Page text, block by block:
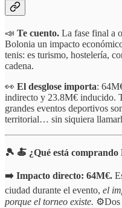
📣 Te cuento. La fase final a
Bolonia un impacto
tenis: es turismo, hostelería,
cadena.
👀 El desglose importa:
indirecto y 23.8M€ inducido.
grandes eventos deportivos
territorial… sin siquiera
🎾 🍝 ¿Qué está comprando
➡️ Impacto directo: 64M€.
ciudad durante el evento, el
porque el torneo existe. ⚙️Dos